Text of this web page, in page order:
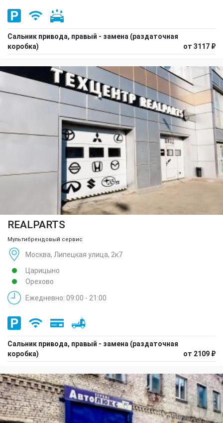
Сальник привода, правый - замена (раздаточная
коробка)
от 3117 ₽
REALPARTS
Мультибрендовый сервис
Москва, Липецкая улица, 2к7
Царицыно
Орехово
Ежедневно: 09:00 - 21:00
Сальник привода, правый - замена (раздаточная
коробка)
от 2109 ₽